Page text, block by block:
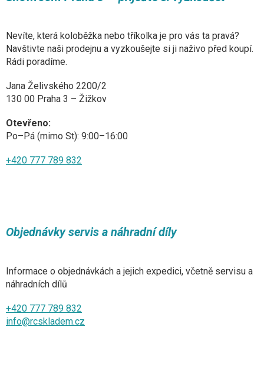
Nevíte, která koloběžka nebo tříkolka je pro vás ta pravá?
Navštivte naši prodejnu a vyzkoušejte si ji naživo před koupí.
Rádi poradíme.
Jana Želivského 2200/2
130 00 Praha 3 – Žižkov
Otevřeno:
Po–Pá (mimo St): 9:00–16:00
+420 777 789 832
Objednávky servis a náhradní díly
Informace o objednávkách a jejich expedici, včetně servisu a
náhradních dílů
+420 777 789 832
info@rcskladem.cz